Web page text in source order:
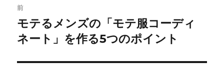
稿
ナ
ビ
前
前
の
稿:
モテるメンズの「モテ服コーディ
ネート」を作る5つのポイント